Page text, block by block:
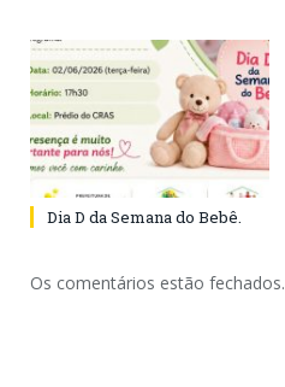
Dia D da Semana do Bebê.
Os comentários estão fechados.